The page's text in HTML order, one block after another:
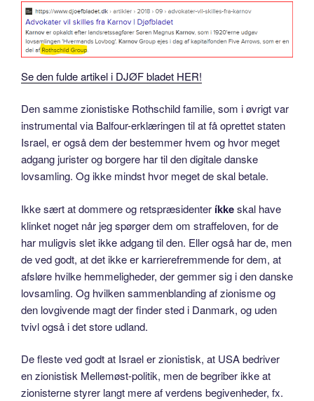
Se den fulde artikel i DJØF bladet HER!
Den samme zionistiske Rothschild familie, som i øvrigt var
instrumental via Balfour-erklæringen til at få oprettet staten
Israel, er også dem der bestemmer hvem og hvor meget
adgang jurister og borgere har til den digitale danske
lovsamling. Og ikke mindst hvor meget de skal betale.
Ikke sært at dommere og retspræsidenter íkkeskal have
klinket noget når jeg spørger dem om straffeloven, for de
har muligvis slet ikke adgang til den. Eller også har de, men
de ved godt, at det ikke er karrierefremmende for dem, at
afsløre hvilke hemmeligheder, der gemmer sig i den danske
lovsamling. Og hvilken sammenblanding af zionisme og
den lovgivende magt der finder sted i Danmark, og uden
tvivl også i det store udland.
De fleste ved godt at Israel er zionistisk, at USA bedriver
en zionistisk Mellemøst-politik, men de begriber ikke at
zionisterne styrer langt mere af verdens begivenheder, fx.